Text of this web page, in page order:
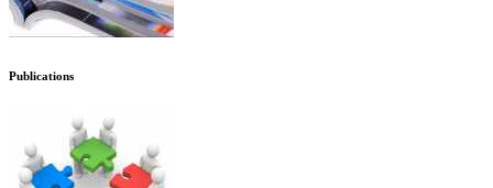
Publications